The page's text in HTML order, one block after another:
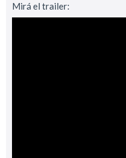
Mirá el trailer: